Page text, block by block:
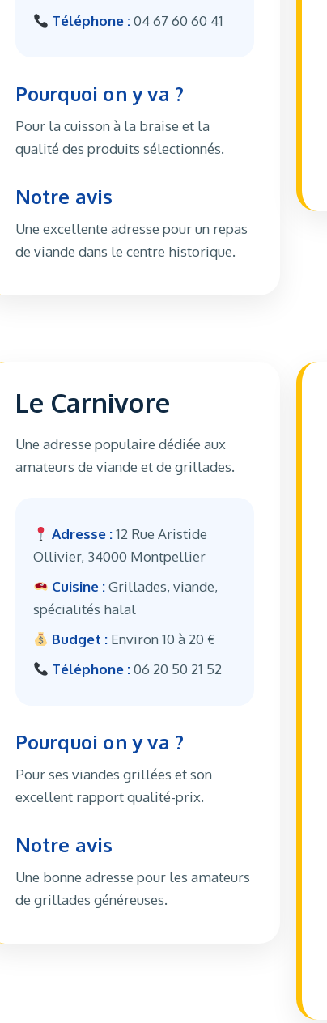
Téléphone :04 67 60 60 41
Pourquoi on y va ?
Pour la cuisson à la braise et la
qualité des produits sélectionnés.
Notre avis
Une excellente adresse pour un repas
de viande dans le centre historique.
Le Carnivore
Une adresse populaire dédiée aux
amateurs de viande et de grillades.
Adresse :12 Rue Aristide
Ollivier, 34000 Montpellier
Cuisine :Grillades, viande,
spécialités halal
Budget : Environ 10 à 20 €
Téléphone :06 20 50 21 52
Pourquoi on y va ?
Pour ses viandes grillées et son
excellent rapport qualité-prix.
Notre avis
Une bonne adresse pour les amateurs
de grillades généreuses.